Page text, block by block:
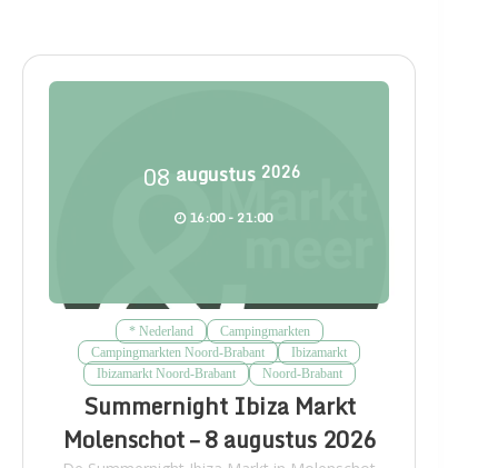
08 augustus 2026
16:00 - 21:00
* Nederland
Campingmarkten
Campingmarkten Noord-Brabant
Ibizamarkt
Ibizamarkt Noord-Brabant
Noord-Brabant
Summernight Ibiza Markt
Molenschot – 8 augustus 2026